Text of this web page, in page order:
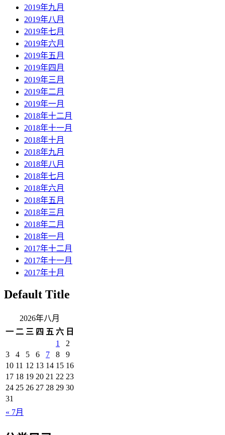
2019年九月
2019年八月
2019年七月
2019年六月
2019年五月
2019年四月
2019年三月
2019年二月
2019年一月
2018年十二月
2018年十一月
2018年十月
2018年九月
2018年八月
2018年七月
2018年六月
2018年五月
2018年三月
2018年二月
2018年一月
2017年十二月
2017年十一月
2017年十月
Default Title
2026年八月
一 二 三 四 五 六 日
« 7月
1
2
3
4 5 6 7 8
9
10 11 12 13 14 15 16
17 18 19 20 21 22 23
24 25 26 27 28 29 30
31